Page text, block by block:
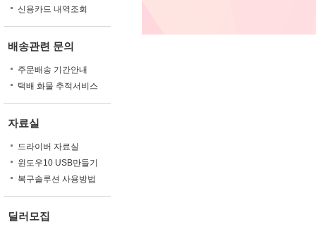
신용카드 내역조회
배송관련 문의
주문배송 기간안내
택배 화물 추적서비스
자료실
드라이버 자료실
윈도우10 USB만들기
복구솔루션 사용방법
딜러모집